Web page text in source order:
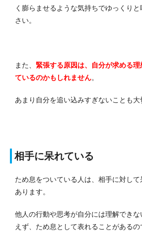
く膨らませるような気持ちでゆっくり
さい。
また、 緊張する原因は、自分が求める
ているのかもしれません。
あまり自分を追い込みすぎないことも大
相手に呆れている
ため息をついている人は、相手に対し
あります。
他人の行動や思考が自分には理解でき
えず、ため息として表れることがあるの